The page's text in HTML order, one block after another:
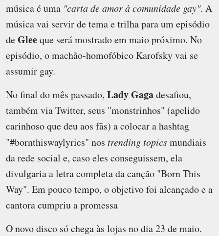
música é uma "carta de amor à comunidade gay". A
música vai servir de tema e trilha para um episódio
deGleeque será mostrado em maio próximo. No
episódio, o machão-homofóbico Karofsky vai se
assumir gay.
No final do mês passado, Lady Gagadesafiou,
também via Twitter, seus "monstrinhos" (apelido
carinhoso que deu aos fãs) a colocar a hashtag
"#bornthiswaylyrics" nos trending topicsmundiais
da rede social e, caso eles conseguissem, ela
divulgaria a letra completa da canção "Born This
Way". Em pouco tempo, o objetivo foi alcançado e a
cantora cumpriu a promessa
O novo disco só chega às lojas no dia 23 de maio.